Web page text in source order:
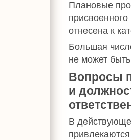
Плановые
отнесена к
Большая
не может быть
Вопросы
и
В